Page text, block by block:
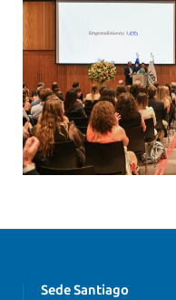
Sede Santiago